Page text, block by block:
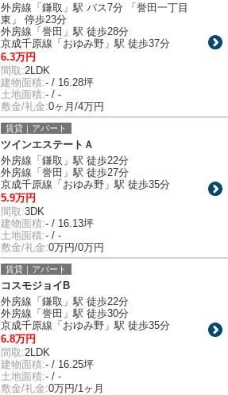
外房線「鎌取」駅 バス7分 「誉田一丁目
東」 停歩23分
外房線「誉田」駅 徒歩28分
京成千原線「おゆみ野」駅 徒歩37分
6.3万円
間取:2LDK
建物面積:- / 16.28坪
土地面積:- / -
敷金/礼金:0ヶ月/4万円
賃貸｜アパート
ツインエステートＡ
外房線「鎌取」駅 徒歩22分
外房線「誉田」駅 徒歩27分
京成千原線「おゆみ野」駅 徒歩35分
5.9万円
間取:3DK
建物面積:- / 16.13坪
土地面積:- / -
敷金/礼金:0万円/0万円
賃貸｜アパート
コスモジョイB
外房線「鎌取」駅 徒歩22分
外房線「誉田」駅 徒歩30分
京成千原線「おゆみ野」駅 徒歩35分
6.8万円
間取:2LDK
建物面積:- / 16.25坪
土地面積:- / -
敷金/礼金:0万円/1ヶ月